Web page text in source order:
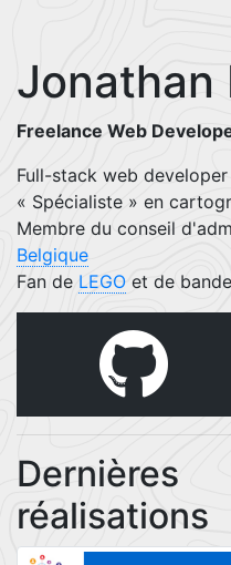
Jonathan
Freelance Web
Full-stack web developer
« Spécialiste » en
Membre du conseil
Belgique
Fan de LEGO et de
Dernières
réalisations